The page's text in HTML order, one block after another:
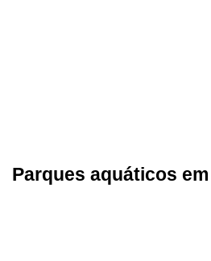
Parques aquáticos